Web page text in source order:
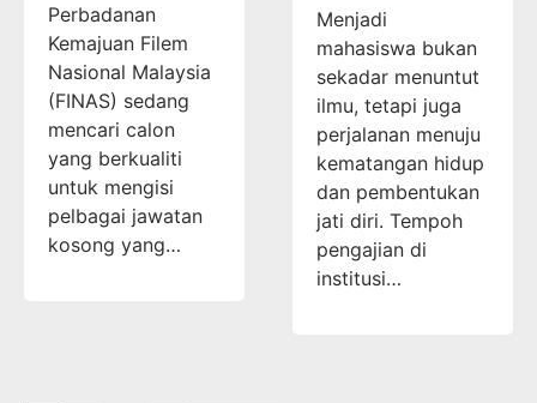
Perbadanan
Kemajuan Filem
Nasional Malaysia
(FINAS) sedang
mencari calon
yang berkualiti
untuk mengisi
pelbagai jawatan
kosong yang…
Menjadi
mahasiswa bukan
sekadar menuntut
ilmu, tetapi juga
perjalanan menuju
kematangan hidup
dan pembentukan
jati diri. Tempoh
pengajian di
institusi…